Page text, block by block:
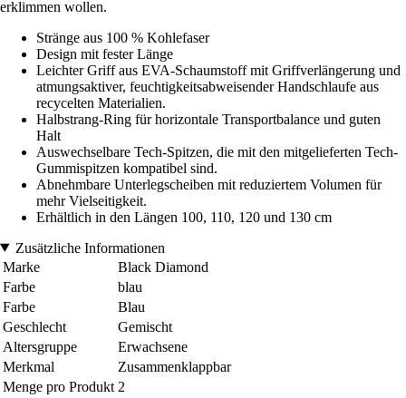
erklimmen wollen.
Stränge aus 100 % Kohlefaser
Design mit fester Länge
Leichter Griff aus EVA-Schaumstoff mit Griffverlängerung und
atmungsaktiver, feuchtigkeitsabweisender Handschlaufe aus
recycelten Materialien.
Halbstrang-Ring für horizontale Transportbalance und guten
Halt
Auswechselbare Tech-Spitzen, die mit den mitgelieferten Tech-
Gummispitzen kompatibel sind.
Abnehmbare Unterlegscheiben mit reduziertem Volumen für
mehr Vielseitigkeit.
Erhältlich in den Längen 100, 110, 120 und 130 cm
Zusätzliche Informationen
Marke
Black Diamond
Farbe
blau
Farbe
Blau
Geschlecht
Gemischt
Altersgruppe
Erwachsene
Merkmal
Zusammenklappbar
Menge pro Produkt 2